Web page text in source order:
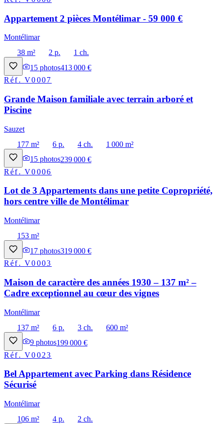
Appartement 2 pièces Montélimar - 59 000 €
Montélimar
38 m²
2 p.
1 ch.
15 photos413 000 €
Réf.V0007
Grande Maison familiale avec terrain arboré et
Piscine
Sauzet
177 m²
6 p. 4 ch.
1 000 m²
15 photos239 000 €
Réf.V0006
Lot de 3 Appartements dans une petite Copropriété,
hors centre ville de Montélimar
Montélimar
153 m²
17 photos319 000 €
Réf.V0003
Maison de caractère des années 1930 – 137 m² –
Cadre exceptionnel au cœur des vignes
Montélimar
137 m²
6 p. 3 ch.
600 m²
9 photos199 000 €
Réf.V0023
Bel Appartement avec Parking dans Résidence
Sécurisé
Montélimar
106 m²
4 p.
2 ch.